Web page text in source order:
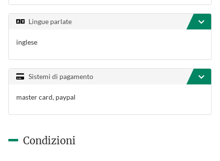
Lingue parlate
inglese
Sistemi di pagamento
master card, paypal
Condizioni